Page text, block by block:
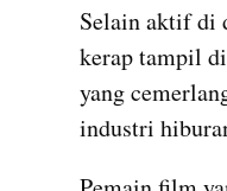
Selain aktif di
kerap tampil
yang
industri